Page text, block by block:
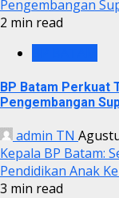
Pengembangan
2 min read
BP Batam Perkuat
Pengembangan
admin TN
Kepala BP Batam:
Pendidikan Anak
3 min read